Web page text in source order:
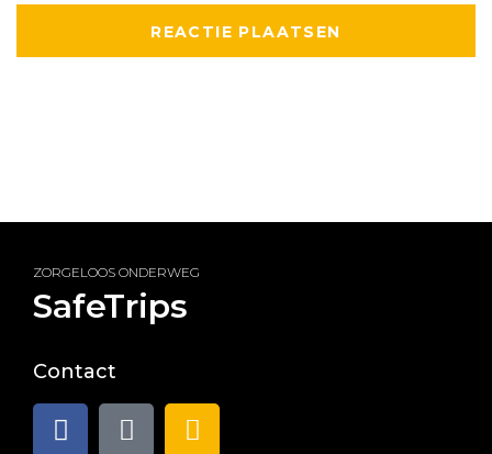
ZORGELOOS ONDERWEG
SafeTrips
Contact